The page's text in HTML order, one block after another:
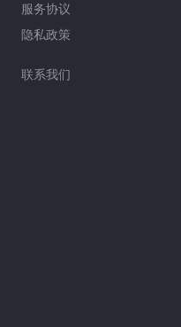
服务协议
隐私政策
联系我们